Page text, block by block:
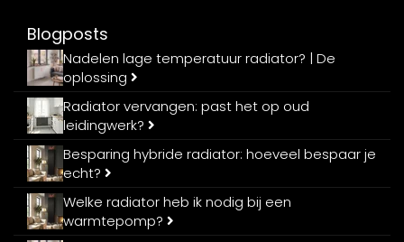
Blogposts
Nadelen lage temperatuur radiator? | De
oplossing
Radiator vervangen: past het op oud
leidingwerk?
Besparing hybride radiator: hoeveel bespaar je
echt?
Welke radiator heb ik nodig bij een
warmtepomp?